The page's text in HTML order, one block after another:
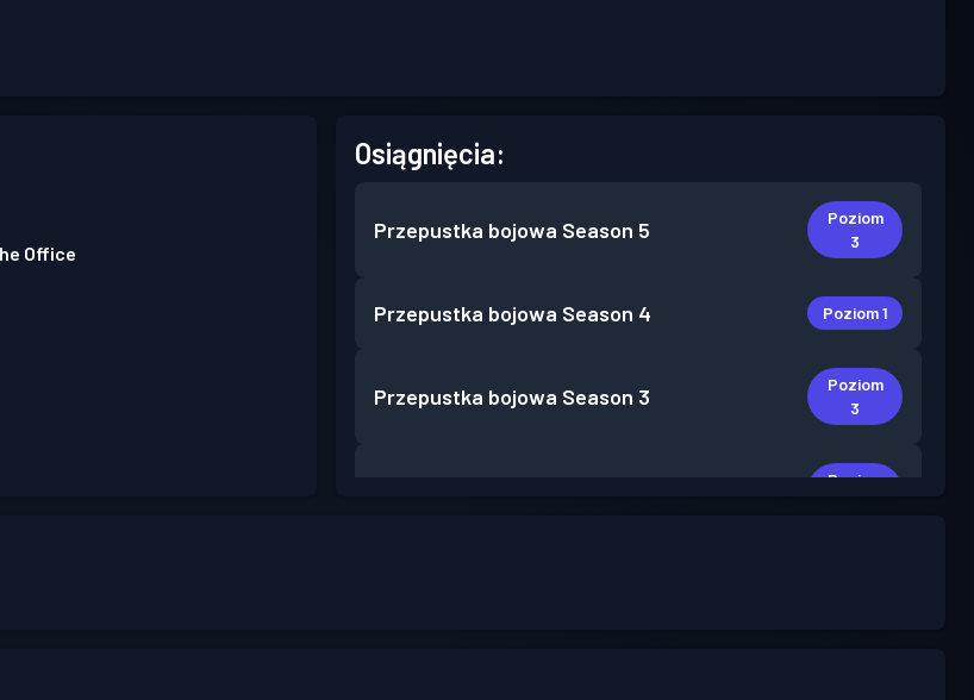
Office
Osiągnięcia:
Przepustka bojowa Season 5
Poziom
3
Przepustka bojowa Season 4 Poziom 1
Przepustka bojowa Season 3
Poziom
3
Poziom